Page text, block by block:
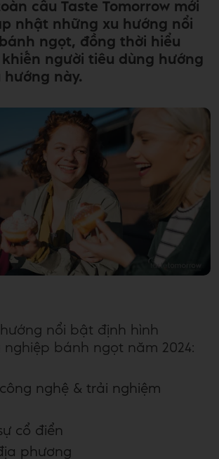
cầu Taste Tomorrow mới
nhật những xu hướng nổi
ngọt, đồng thời hiểu
người tiêu dùng hướng
này.
nổi bật định hình
nghiệp bánh ngọt năm 2024:
nghệ & trải nghiệm
cổ điển
phương